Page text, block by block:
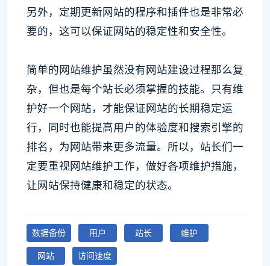
另外，定期更新网站的程序和插件也是非常必
要的，这可以保证网站的稳定性和安全性。
简单的网站维护虽然没有网站建设过程那么复
杂，但也是每个站长必须掌握的技能。只有维
护好一个网站，才能保证网站的长期稳定运
行，同时也能提高用户的体验度和搜索引擎的
排名，为网站带来更多流量。所以，站长们一
定要重视网站维护工作，做好各项维护措施，
让网站保持健康和稳定的状态。
数据备份 用户 站长
维护
网站
访问速度